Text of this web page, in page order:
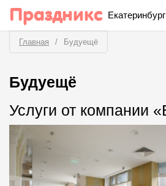
Праздникс Екатеринбург
Главная Будуещё
Будуещё
Услуги от компании